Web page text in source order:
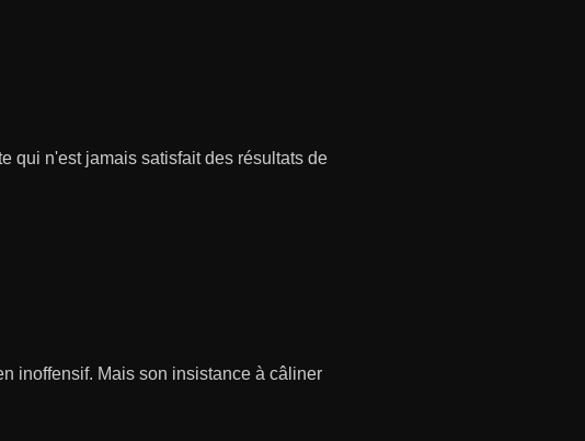
qui n'est jamais satisfait des résultats de
inoffensif. Mais son insistance à câliner